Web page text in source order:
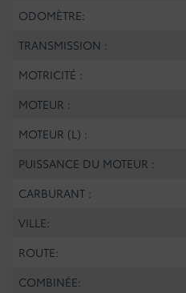
ODOMÈTRE:
TRANSMISSION :
MOTRICITÉ :
MOTEUR :
MOTEUR (L) :
PUISSANCE DU MOTEUR :
CARBURANT :
VILLE:
ROUTE:
COMBINÉE: